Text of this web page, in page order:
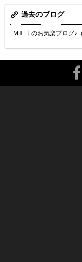
過去のブログ
ＭＬＪのお気楽ブログ♪